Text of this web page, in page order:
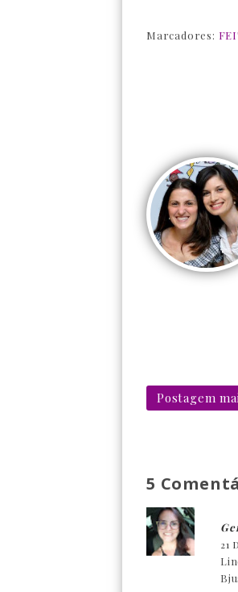
Marcadores:
Postagem
5
21